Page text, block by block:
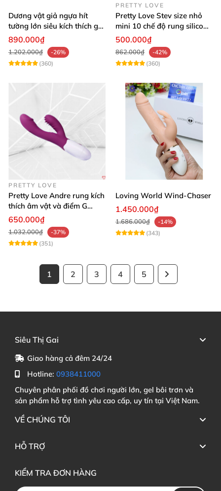
Dương vật giả ngựa hít
tường lớn siêu kích thích gai
nổi
890.000₫
1.202.000₫
-26%
(360)
PRETTY LOVE
Pretty Love Stev size nhỏ
mini 10 chế độ rung silicone
mềm
500.000₫
862.000₫
-42%
(360)
PRETTY LOVE
Pretty Love Andre rung kích
thích âm vật và điểm G
mạnh mẽ
650.000₫
1.032.000₫
-37%
(351)
Loving World Wind-Chaser
1.450.000₫
1.686.000₫
-14%
(343)
1 2 3 4 5
Siêu Thị Gai
Giao hàng cả đêm 24/24
Hotline: 0938411000
Chuyên phân phối đồ chơi người lớn, gel bôi trơn và
sản phẩm hỗ trợ tình yêu cao cấp, uy tín tại Việt Nam.
VỀ CHÚNG TÔI
HỖ TRỢ
KIỂM TRA ĐƠN HÀNG